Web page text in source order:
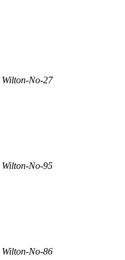
Wilton-No-27
Wilton-No-95
Wilton-No-86